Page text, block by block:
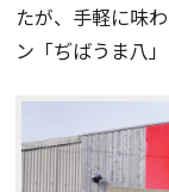
たが、手軽に味
ン「ぢばうま八」